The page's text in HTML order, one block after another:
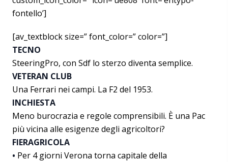
fontello’]
[av_textblock size=” font_color=” color=”]
TECNO
SteeringPro, con Sdf lo sterzo diventa semplice.
VETERAN CLUB
Una Ferrari nei campi. La F2 del 1953.
INCHIESTA
Meno burocrazia e regole comprensibili. È una Pac
più vicina alle esigenze degli agricoltori?
FIERAGRICOLA
• Per 4 giorni Verona torna capitale della